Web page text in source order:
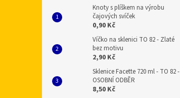
Knoty s plíškem na výrobu
čajových svíček
0,90 Kč
Víčko na sklenici TO 82 - Zlaté
bez motivu
2,90 Kč
Sklenice Facette 720 ml - TO 82 -
OSOBNÍ ODBĚR
8,50 Kč